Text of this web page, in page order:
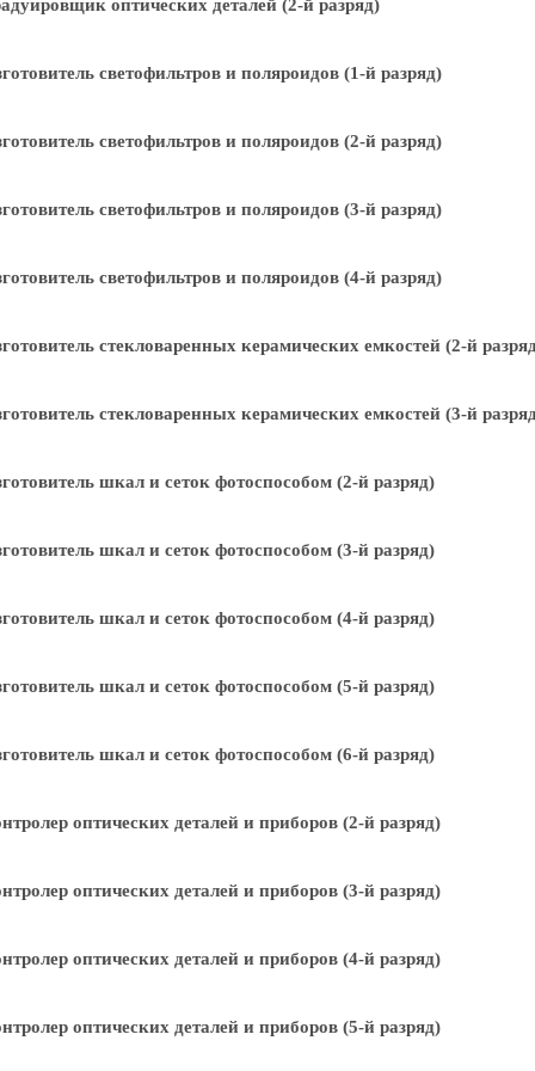
оптических деталей (2-й разряд)
светофильтров и поляроидов (1-й разряд)
светофильтров и поляроидов (2-й разряд)
светофильтров и поляроидов (3-й разряд)
светофильтров и поляроидов (4-й разряд)
стекловаренных керамических емкостей (2-й
стекловаренных керамических емкостей (3-й
шкал и сеток фотоспособом (2-й разряд)
шкал и сеток фотоспособом (3-й разряд)
шкал и сеток фотоспособом (4-й разряд)
шкал и сеток фотоспособом (5-й разряд)
шкал и сеток фотоспособом (6-й разряд)
оптических деталей и приборов (2-й разряд)
оптических деталей и приборов (3-й разряд)
оптических деталей и приборов (4-й разряд)
оптических деталей и приборов (5-й разряд)